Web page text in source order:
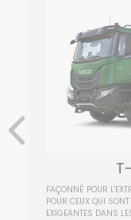
FAÇONNÉ POUR
POUR CEUX QUI
EXIGEANTES DANS